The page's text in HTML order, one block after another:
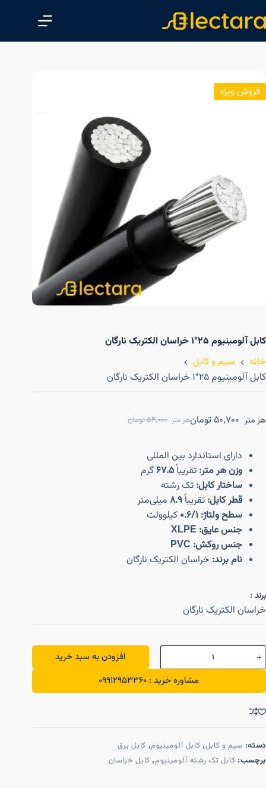
ش
فروش ویژه
کابل آلومینیوم ۲۵*۱ خراسان الکتریک نارگان
خانه
سیم و کابل
کابل آلومینیوم ۲۵*۱ خراسان الکتریک نارگان
هر متر 54,000تومان هر متر 50,700 تومان
دارای استاندارد بین المللی
وزن هر متر: تقریباً67.5 گرم
ساختار کابل: تک رشته
قطر کابل: تقریباً8.9 میلی‌متر
سطح ولتاژ: 0.6/1 کیلوولت
جنس عایق: XLPE
جنس روکش: PVC
نام برند: خراسان الکتریک نارگان
برند :
خراسان الکتریک نارگان
افزودن به سبد خرید
مشاوره خرید : 09912953360
دسته: سیم و کابل, کابل آلومینیوم, کابل برق
برچسب: کابل تک رشته آلومینیوم, کابل خراسان